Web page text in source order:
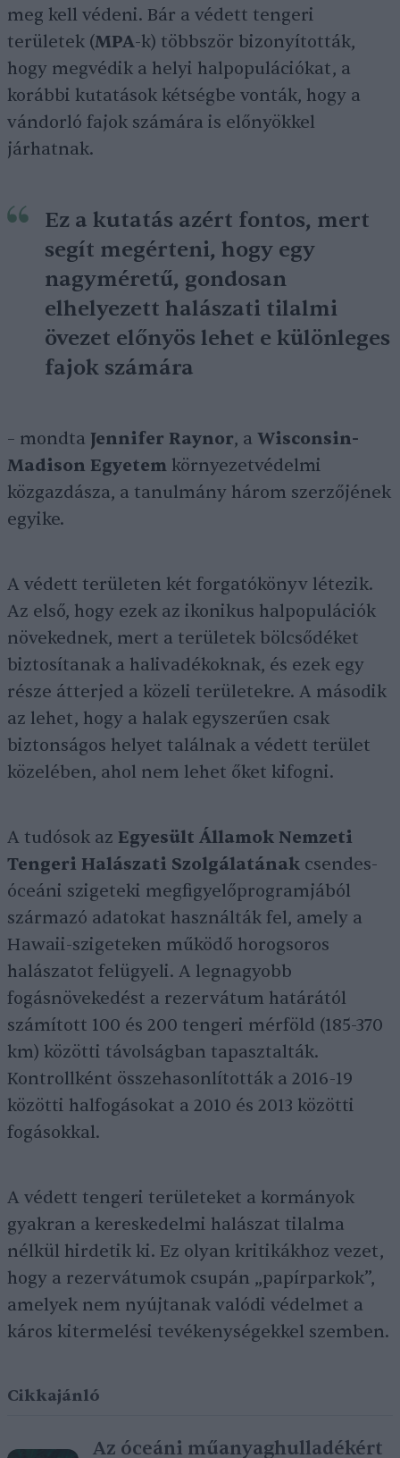
meg kell védeni. Bár a védett tengeri
területek (MPA-k) többször bizonyították,
hogy megvédik a helyi halpopulációkat, a
korábbi kutatások kétségbe vonták, hogy a
vándorló fajok számára is előnyökkel
járhatnak.
Ez a kutatás azért fontos, mert
segít megérteni, hogy egy
nagyméretű, gondosan
elhelyezett halászati tilalmi
övezet előnyös lehet e különleges
fajok számára
– mondta Jennifer Raynor, a Wisconsin-
Madison Egyetem környezetvédelmi
közgazdásza, a tanulmány három szerzőjének
egyike.
A védett területen két forgatókönyv létezik.
Az első, hogy ezek az ikonikus halpopulációk
növekednek, mert a területek bölcsődéket
biztosítanak a halivadékoknak, és ezek egy
része átterjed a közeli területekre. A második
az lehet, hogy a halak egyszerűen csak
biztonságos helyet találnak a védett terület
közelében, ahol nem lehet őket kifogni.
A tudósok az Egyesült Államok Nemzeti
Tengeri Halászati Szolgálatának csendes-
óceáni szigeteki megfigyelőprogramjából
származó adatokat használták fel, amely a
Hawaii-szigeteken működő horogsoros
halászatot felügyeli. A legnagyobb
fogásnövekedést a rezervátum határától
számított 100 és 200 tengeri mérföld (185-370
km) közötti távolságban tapasztalták.
Kontrollként összehasonlították a 2016-19
közötti halfogásokat a 2010 és 2013 közötti
fogásokkal.
A védett tengeri területeket a kormányok
gyakran a kereskedelmi halászat tilalma
nélkül hirdetik ki. Ez olyan kritikákhoz vezet,
hogy a rezervátumok csupán „papírparkok”,
amelyek nem nyújtanak valódi védelmet a
káros kitermelési tevékenységekkel szemben.
Cikkajánló
Az óceáni műanyaghulladékért